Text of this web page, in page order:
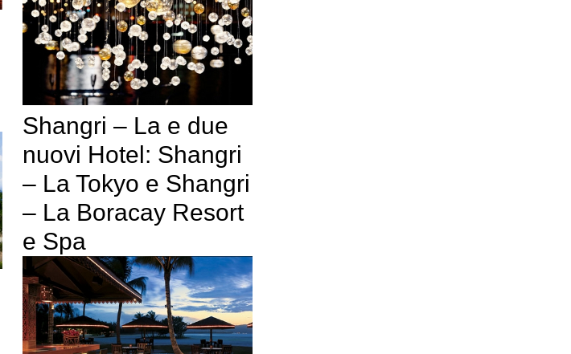
Shangri – La e due
nuovi Hotel: Shangri
– La Tokyo e Shangri
– La Boracay Resort
e Spa